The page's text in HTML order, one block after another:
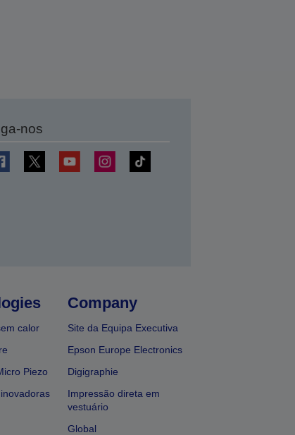
nos
calor
Piezo
Company
Site da Equipa Executiva
Epson Europe Electronics
Digigraphie
Impressão direta em
vestuário
Global